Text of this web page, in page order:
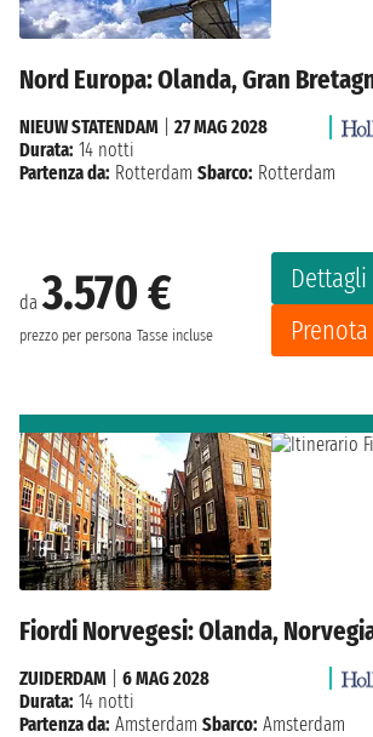
Nord Europa: Olanda, Gran
da3.570 €
prezzo per persona Tasse incluse
Dettagli
Prenota
NIEUW STATENDAM
27 MAG 2028
Durata: 14 notti
Partenza da: Rotterdam Sbarco: Rotterdam
Fiordi Norvegesi: Olanda,
ZUIDERDAM
6 MAG 2028
Durata: 14 notti
Partenza da: Amsterdam Sbarco: Amsterdam